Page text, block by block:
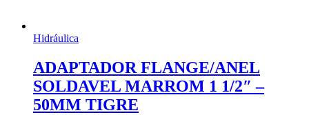
Hidráulica
ADAPTADOR FLANGE/ANEL
SOLDAVEL MARROM 1 1/2″ –
50MM TIGRE